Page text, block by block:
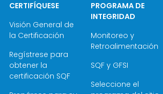
CERTIFÍQUESE
Visión General de
la Certificación
Regístrese para
obtener la
certificación SQF
PROGRAMA DE
INTEGRIDAD
Monitoreo y
Retroalimentación
SQF y GFSI
Seleccione el